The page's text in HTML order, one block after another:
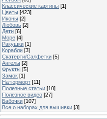
Классические картины [1]
Цветы [423]
Иконы [2]
Любовь [2]
Дети [6]
Море [4]
Ракушки [1]
Корабли [3]
Скатерти/Салфетки [5]
Ангелы [2]
Фрукты [5]
Замок [1]
Натюрморт [11]
Полезные статьи [10]
Полезное видео [27]
Бабочки [107]
Все о наборах для вышивки [3]